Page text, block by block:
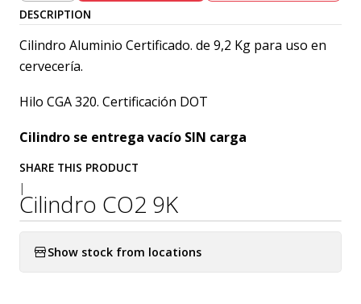
DESCRIPTION
Cilindro Aluminio Certificado. de 9,2 Kg para uso en
cervecería.
Hilo CGA 320. Certificación DOT
Cilindro se entrega vacío SIN carga
SHARE THIS PRODUCT
|
Cilindro CO2 9K
Show stock from locations